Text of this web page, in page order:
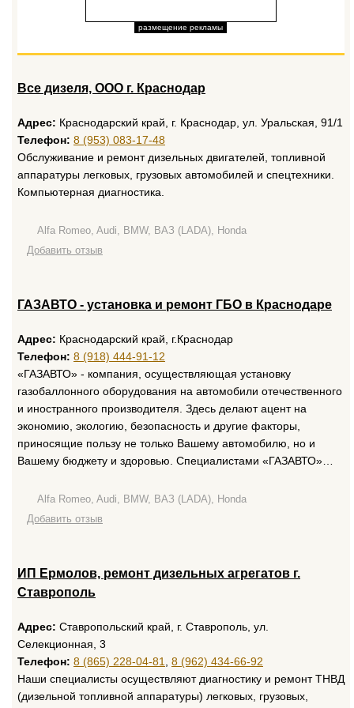
размещение рекламы
Все дизеля, ООО г. Краснодар
Адрес: Краснодарский край, г. Краснодар, ул. Уральская, 91/1
Телефон: 8 (953) 083-17-48
Обслуживание и ремонт дизельных двигателей, топливной
аппаратуры легковых, грузовых автомобилей и спецтехники.
Компьютерная диагностика.
Alfa Romeo, Audi, BMW, ВАЗ (LADA), Honda
Добавить отзыв
ГАЗАВТО - установка и ремонт ГБО в Краснодаре
Адрес: Краснодарский край, г.Краснодар
Телефон: 8 (918) 444-91-12
«ГАЗАВТО» - компания, осуществляющая установку
газобаллонного оборудования на автомобили отечественного
и иностранного производителя. Здесь делают ацент на
экономию, экологию, безопасность и другие факторы,
приносящие пользу не только Вашему автомобилю, но и
Вашему бюджету и здоровью. Специалистами «ГАЗАВТО»…
Alfa Romeo, Audi, BMW, ВАЗ (LADA), Honda
Добавить отзыв
ИП Ермолов, ремонт дизельных агрегатов г.
Ставрополь
Адрес: Ставропольский край, г. Ставрополь, ул.
Селекционная, 3
Телефон: 8 (865) 228-04-81
8 (962) 434-66-92
Наши специалисты осуществляют диагностику и ремонт ТНВД
(дизельной топливной аппаратуры) легковых, грузовых,